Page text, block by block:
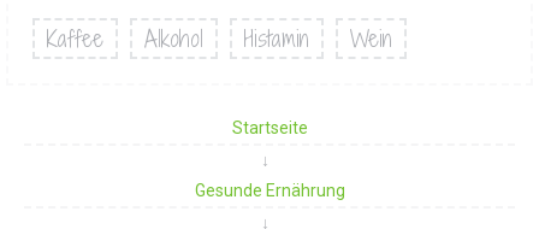
Kaffee Alkohol Histamin Wein
Startseite
Gesunde Ernährung